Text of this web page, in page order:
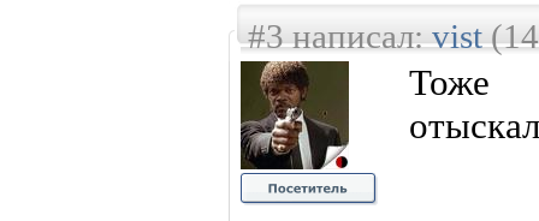
#3 написал:vist(14
Тоже